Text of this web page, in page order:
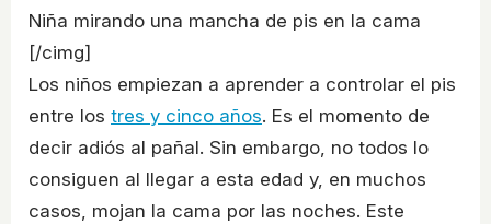
Niña mirando una mancha de pis en la cama
[/cimg]
Los niños empiezan a aprender a controlar el pis
entre los tres y cinco años. Es el momento de
decir adiós al pañal. Sin embargo, no todos lo
consiguen al llegar a esta edad y, en muchos
casos, mojan la cama por las noches. Este